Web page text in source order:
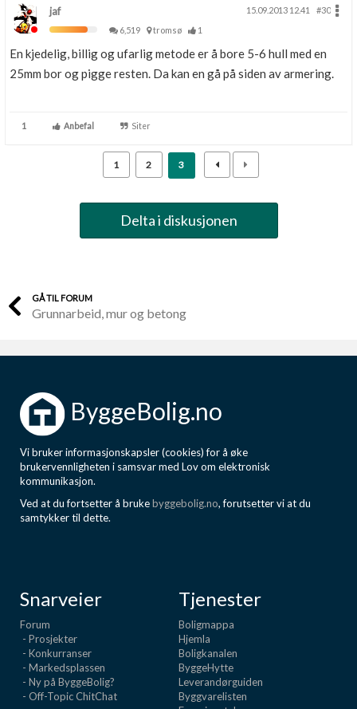
jaf 15.09.2013 12.41
#30
6,519
tromsø 1
En kjedelig, billig og ufarlig metode er å bore 5-6 hull med en
25mm bor og pigge resten. Da kan en gå på siden av armering.
1 Anbefal Siter
1 2 3
Delta i diskusjonen
GÅ TIL FORUM
Grunnarbeid, mur og betong
ByggeBolig.no
Vi bruker informasjonskapsler (cookies) for å øke
brukervennligheten i samsvar med Lov om elektronisk
kommunikasjon.
Ved at du fortsetter å brukebyggebolig.no, forutsetter vi at du
samtykker til dette.
Snarveier
Forum
- Prosjekter
- Konkurranser
- Markedsplassen
- Ny på ByggeBolig?
- Off-Topic ChitChat
Tjenester
Boligmappa
Hjemla
Boligkanalen
ByggeHytte
Leverandørguiden
Byggvarelisten